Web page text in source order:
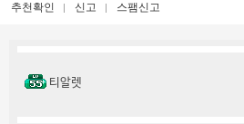
추천확인 신고 스팸신고
티알렛